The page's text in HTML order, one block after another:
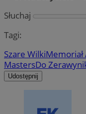
Słuchaj
Tagi:
Szare Wilki
MastersDo Zera
Udostępnij